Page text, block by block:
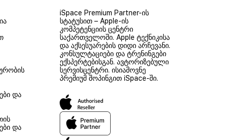
და
და
iSpace Premium Partner-ის
სტატუსით – Apple-ის
კომპეტენციის ცენტრი
საქართველოში. Apple ტექნიკისა
და აქსესუარების დიდი არჩევანი.
კონსულტაციები და ტრენინგები
ექსპერტებისგან. ავტორიზებული
სერვისცენტრი. ისიამოვნე
პრემიუმ შოპინგით iSpace-ში.